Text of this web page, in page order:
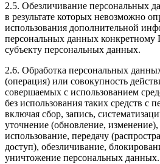
2.5. Обезличивание персональных
в результате которых невозможно
использования дополнительной
персональных данных
субъекту персональных данных.
2.6. Обработка персональных
(операция) или совокупность
совершаемых с использованием
без использования таких средств с
включая сбор, запись,
уточнение (обновление, изменение),
использование, передачу
доступ), обезличивание,
уничтожение персональных данных.